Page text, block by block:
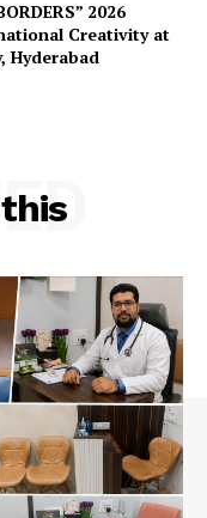
2026
Creativity at
Hyderabad